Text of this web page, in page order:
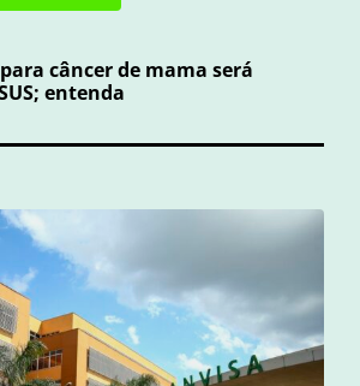
câncer de mama será
entenda